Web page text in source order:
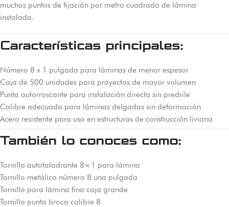
muchos puntos de fijación por metro cuadrado de lámina
instalada.
Características principales:
Número 8 x 1 pulgada para láminas de menor espesor
Caja de 500 unidades para proyectos de mayor volumen
Punta autorroscante para instalación directa sin predrile
Calibre adecuado para láminas delgadas sin deformación
Acero resistente para uso en estructuras de construcción liviana
También lo conoces como:
Tornillo autotaladrante 8×1 para lámina
Tornillo metálico número 8 una pulgada
Tornillo para lámina fina caja grande
Tornillo punta broca calibre 8